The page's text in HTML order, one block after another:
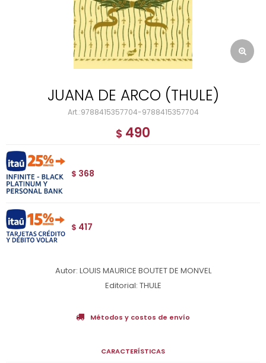
JUANA DE ARCO (THULE)
9788415357704-9788415357704
$ 490
$ 368
$ 417
Autor: LOUIS MAURICE BOUTET DE MONVEL
Editorial: THULE
Métodos y costos de envío
CARACTERÍSTICAS